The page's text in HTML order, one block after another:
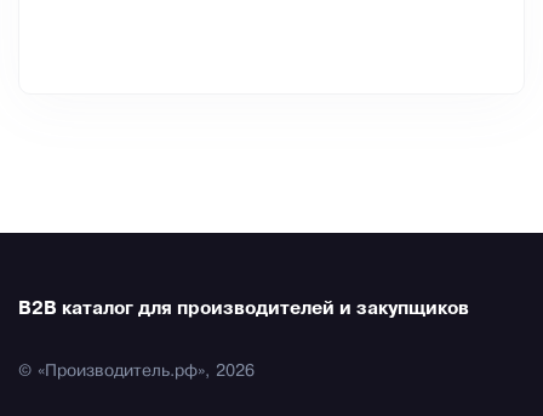
B2B каталог для производителей и закупщиков
© «Производитель.рф», 2026